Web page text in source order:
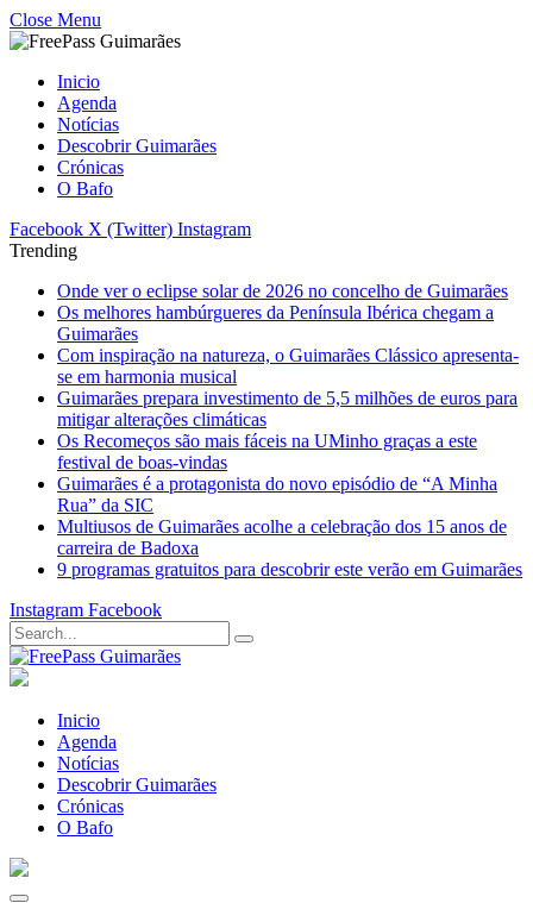
Close Menu
Inicio
Agenda
Notícias
Descobrir Guimarães
Crónicas
O Bafo
Facebook X (Twitter) Instagram
Trending
Onde ver o eclipse solar de 2026 no concelho de Guimarães
Os melhores hambúrgueres da Península Ibérica chegam a
Guimarães
Com inspiração na natureza, o Guimarães Clássico apresenta-
se em harmonia musical
Guimarães prepara investimento de 5,5 milhões de euros para
mitigar alterações climáticas
Os Recomeços são mais fáceis na UMinho graças a este
festival de boas-vindas
Guimarães é a protagonista do novo episódio de “A Minha
Rua” da SIC
Multiusos de Guimarães acolhe a celebração dos 15 anos de
carreira de Badoxa
9 programas gratuitos para descobrir este verão em Guimarães
Instagram Facebook
Inicio
Agenda
Notícias
Descobrir Guimarães
Crónicas
O Bafo